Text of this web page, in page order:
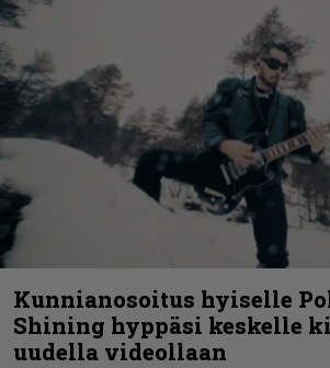
Kunnianosoitus hyiselle
Shining hyppäsi keskelle
uudella videollaan